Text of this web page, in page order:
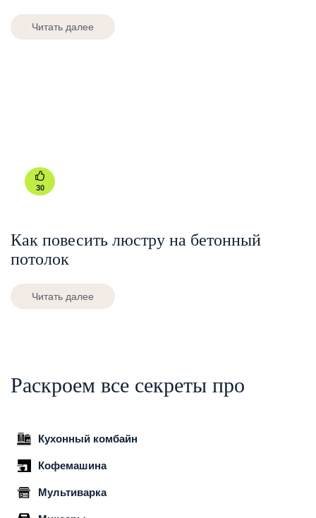
Читать далее
30
Как повесить люстру на бетонный
потолок
Читать далее
Раскроем все секреты про
Кухонный комбайн
Кофемашина
Мультиварка